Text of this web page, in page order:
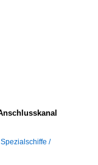
Spezialschiffe /